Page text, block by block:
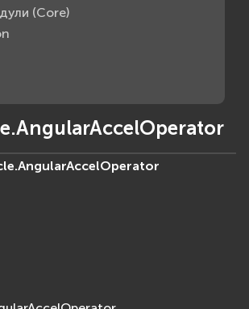
(Core)
(Scene Graph)
AngularAccelOperator